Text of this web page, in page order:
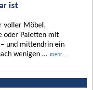
ist
voller Möbel,
oder Paletten mit
und mittendrin ein
wenigen ... mehr ...